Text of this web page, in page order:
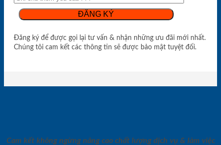
Đăng ký để được gọi lại tư vấn & nhận những ưu đãi mới nhất.
Chúng tôi cam kết các thông tin sẽ được bảo mật tuyệt đối.
Cam kết không ngừng nâng cao chất lượng dịch vụ & làm việc